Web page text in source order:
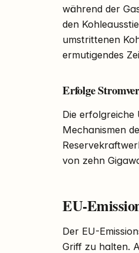
während der
den
umstrittenen
ermutigendes
Erfolge
Die
Mechanismen
von zehn
EU-
Der EU-
Griff zu halten.